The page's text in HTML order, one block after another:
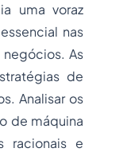
uma voraz
nas
As
de
Analisar os
de máquina
racionais e